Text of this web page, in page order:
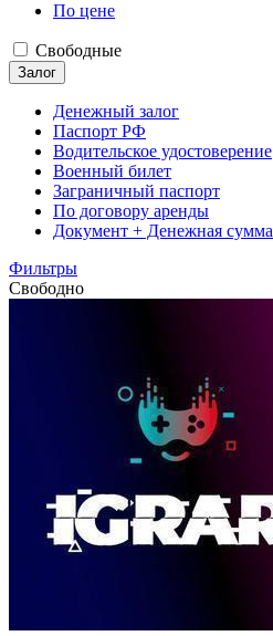
По цене
Свободные
Залог
Денежный залог
Паспорт РФ
Водительское удостоверение
Военный билет
Заграничный паспорт
По договору аренды
Документ + Денежная сумма
Фильтры
Свободно